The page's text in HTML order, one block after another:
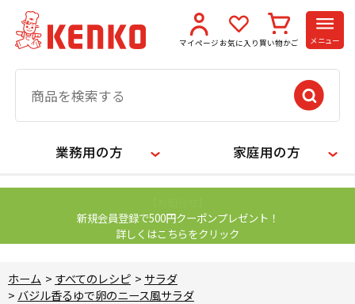
マイページ お気に入り 買い物かご メニュー
業務用の方 家庭用の方
新規会員登録で500円クーポンプレゼント！
詳しくはこちらをクリック
ホーム > すべてのレシピ > サラダ
> バジル香るゆで卵のニース風サラダ